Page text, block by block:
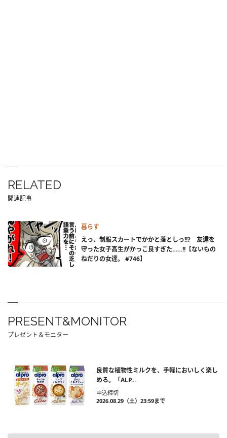
RELATED
関連記事
暮らす
えっ、制服スカートでかかと落としっ!!? 友達を
守った女子高生がかっこ良すぎた……!!【ないもの
ねだりの女達。 #746】
PRESENT&MONITOR
プレゼント＆モニター
良質な植物性ミルクを、手軽においしく楽し
める。「ALP...
申込締切
2026.08.29（土）23:59まで